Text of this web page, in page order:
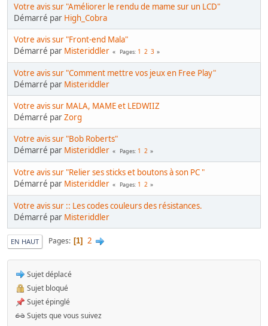
Votre avis sur "Améliorer le rendu de mame sur un LCD"
Démarré par High_Cobra
Votre avis sur "Front-end Mala"
Démarré par Misteriddler Pages 1 2 3
Votre avis sur "Comment mettre vos jeux en Free Play"
Démarré par Misteriddler
Votre avis sur MALA, MAME et LEDWIIZ
Démarré parZorg
Votre avis sur "Bob Roberts"
Démarré par Misteriddler Pages 1 2
Votre avis sur "Relier ses sticks et boutons à son PC "
Démarré par Misteriddler Pages 1 2
Votre avis sur :: Les codes couleurs des résistances.
Démarré par Misteriddler
EN HAUT Pages 1 2
Sujet déplacé
Sujet bloqué
Sujet épinglé
Sujets que vous suivez